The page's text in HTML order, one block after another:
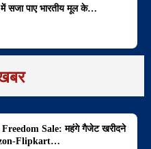
सजा पाए भारतीय मूल के…
Sale: महंगे गैजेट खरीदने
Flipkart…